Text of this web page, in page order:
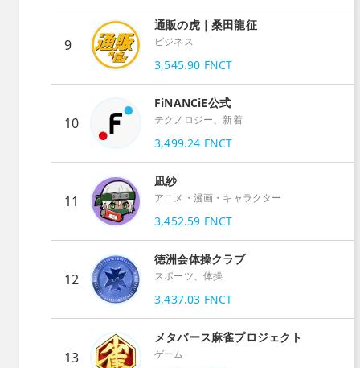
9
通販の虎｜桑田龍征
ビジネス
3,545.90 FNCT
10
FiNANCiE公式
テクノロジー、新着
3,499.24 FNCT
11
凪紗
アニメ・漫画・キャラクター
3,452.59 FNCT
12
徳洲会体操クラブ
スポーツ、体操
3,437.03 FNCT
13
メタバース麻雀プロジェクト
ゲーム